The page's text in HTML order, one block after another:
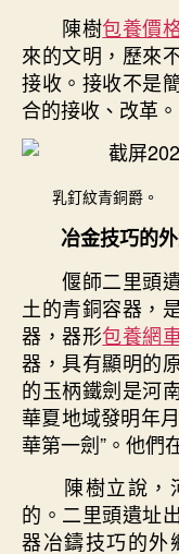
陳樹包養價
來的文明，歷來
接收。接收不是
合的接收、改革。
乳釘紋青銅爵。
冶金技巧的外
偃師二里頭遺
土的青銅容器，
器，器形包養網
器，具有顯明的
的玉柄鐵劍是河
華夏地域發明年
華第一劍”。他們
陳樹立說，河
的。二里頭遺址
器冶鑄技巧的外